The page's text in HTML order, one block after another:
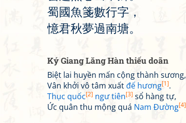
蜀國魚箋數行字 ，
憶君秋夢過南塘。
Ký Giang Lăng Hàn thiếu doãn
Biệt lai huyền mấn cộng thành sương,
Vân khởi vô tâm xuấtđế hương[1].
Thục quốc[2] ngư tiên[3] sổ hàng tự,
Ức quân thu mộng quá Nam Đường[4]